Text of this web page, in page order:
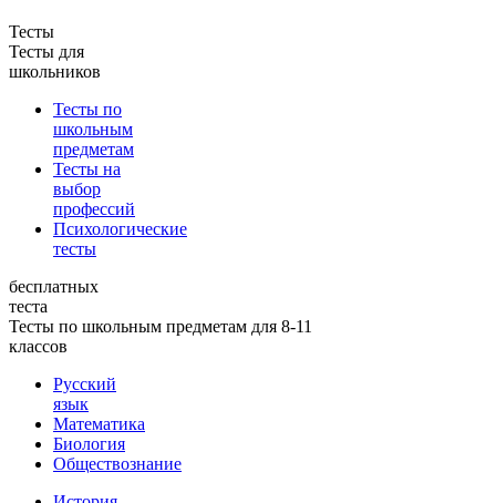
Тесты
Тесты для
школьников
Тесты по
школьным
предметам
Тесты на
выбор
профессий
Психологические
тесты
бесплатных
теста
Тесты по школьным предметам для 8-11
классов
Русский
язык
Математика
Биология
Обществознание